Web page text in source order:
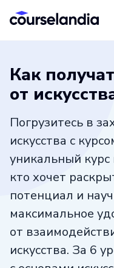
Как
от
Погрузитесь в
искусства с
уникальный
кто хочет
потенциал и
максимальное
от
искусства. За 6